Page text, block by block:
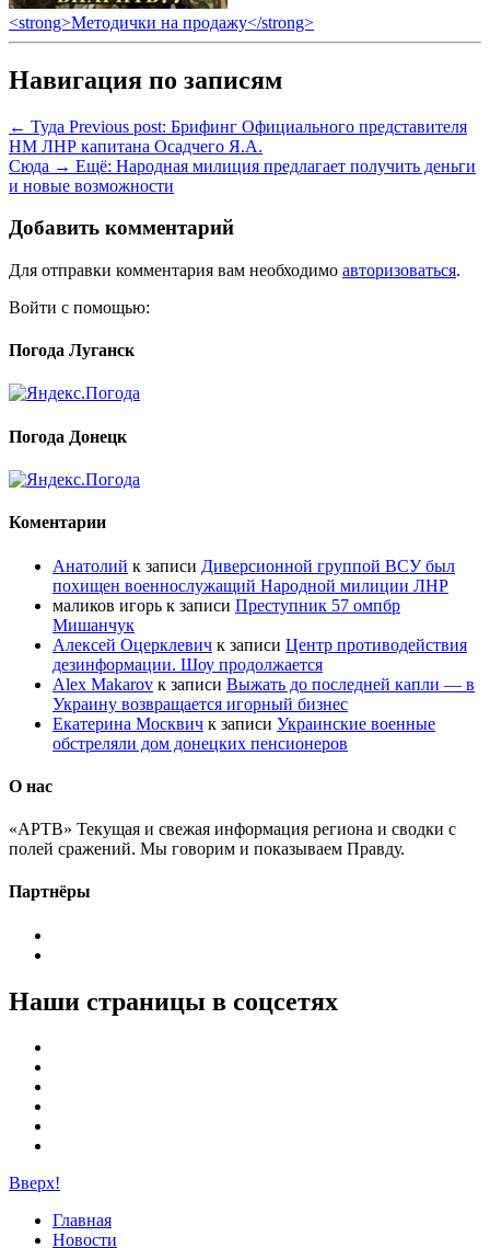
<strong>Методички на продажу</strong>
Навигация по записям
← Туда Previous post: Брифинг Официального представителя
НМ ЛНР капитана Осадчего Я.А.
Сюда → Ещё: Народная милиция предлагает получить деньги
и новые возможности
Добавить комментарий
Для отправки комментария вам необходимо авторизоваться.
Войти с помощью:
Погода Луганск
Погода Донецк
Коментарии
Анатолий к записи Диверсионной группой ВСУ был
похищен военнослужащий Народной милиции ЛНР
маликов игорь к записи Преступник 57 омпбр
Мишанчук
Алексей Оцерклевич к записи Центр противодействия
дезинформации. Шоу продолжается
Alex Makarov к записи Выжать до последней капли — в
Украину возвращается игорный бизнес
Екатерина Москвич к записи Украинские военные
обстреляли дом донецких пенсионеров
О нас
«АРТВ» Текущая и свежая информация региона и сводки с
полей сражений. Мы говорим и показываем Правду.
Партнёры
Наши страницы в соцсетях
Вверх!
Главная
Новости